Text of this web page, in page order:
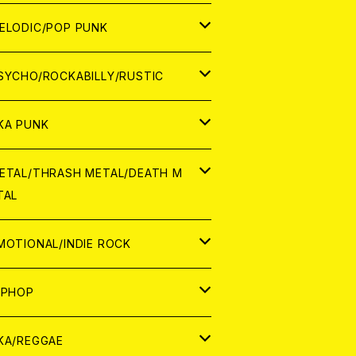
ログ
ログ
POP PUNK
ROCKABILLY/RUSTIC
PUNK
THRASH METAL/DEATH M
INDIE ROCK
REGGAE